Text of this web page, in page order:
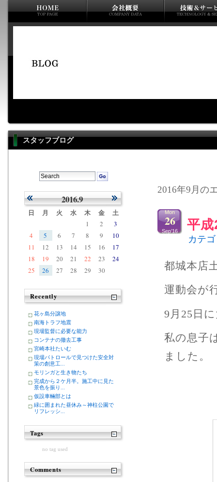
スタッフブログ
2016年9月の
平
Mon
26
Sep’16
カテ
都城本店
運動会が
9月25日
私の息子
ました。
2016.9
日 月 火 水 木 金 土
1 2
3
4
5 6 7 8 9
10
11
12 13 14 15 16
17
18
19 20 21 22 23
24
25
26 27 28 29 30
Recently
花ヶ島分譲地
南海トラフ地震
現場監督に必要な能力
コンテナの撤去工事
宮崎本社たいむ
現場パトロールで見つけた安全対
策の創意工...
モリンガと生き物たち
完成から２ケ月半。施工中に見た
景色を振り...
仮設車輛部とは
緑に囲まれた昼休み～神柱公園で
リフレッシ...
Tags
no tag used
Comments